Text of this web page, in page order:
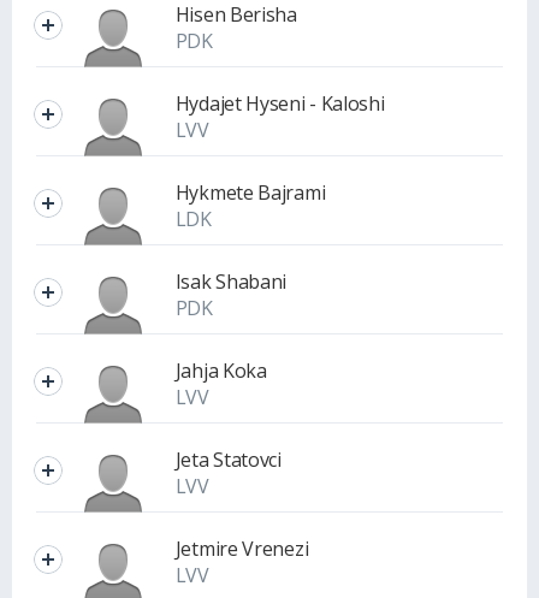
Hisen Berisha
PDK
Hydajet Hyseni - Kaloshi
LVV
Hykmete Bajrami
LDK
Isak Shabani
PDK
Jahja Koka
LVV
Jeta Statovci
LVV
Jetmire Vrenezi
LVV